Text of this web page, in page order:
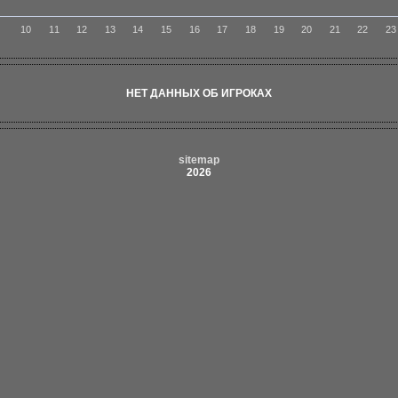
10 11 12 13 14 15 16 17 18 19 20 21 22 23
НЕТ ДАННЫХ ОБ ИГРОКАХ
sitemap
2026